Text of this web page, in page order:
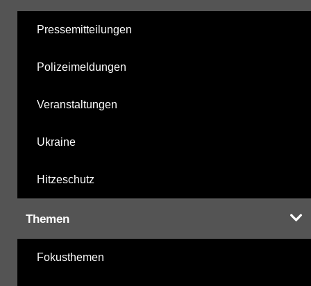
Pressemitteilungen
Polizeimeldungen
Veranstaltungen
Ukraine
Hitzeschutz
Themen
Fokusthemen